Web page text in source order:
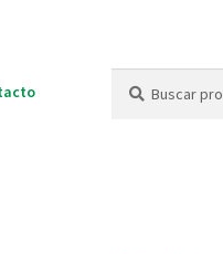
por: